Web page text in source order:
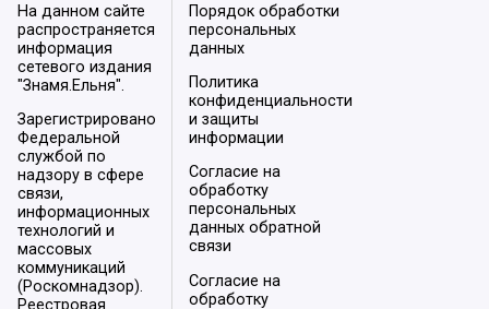
На данном сайте
распространяется
информация
сетевого издания
"Знамя.Ельня".
Зарегистрировано
Федеральной
службой по
надзору в сфере
связи,
информационных
технологий и
массовых
коммуникаций
(Роскомнадзор).
Реестровая
Порядок обработки
персональных
данных
Политика
конфиденциальности
и защиты
информации
Согласие на
обработку
персональных
данных обратной
связи
Согласие на
обработку